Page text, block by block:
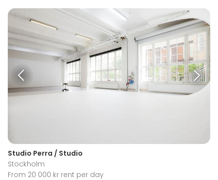
Studio Perra / Studio
Stockholm
From 20 000 kr rent per day